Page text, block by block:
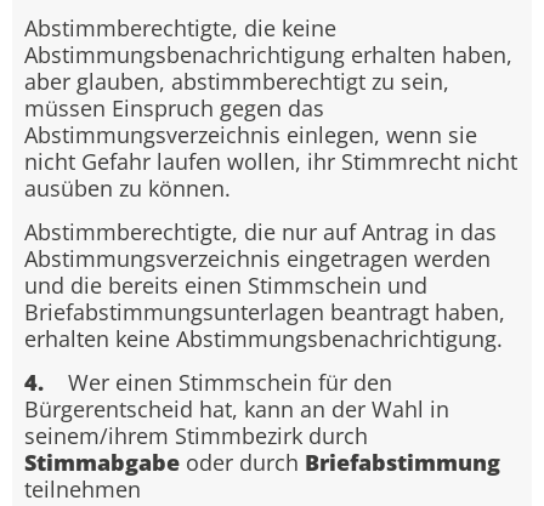
Abstimmberechtigte, die keine
Abstimmungsbenachrichtigung erhalten haben,
aber glauben, abstimmberechtigt zu sein,
müssen Einspruch gegen das
Abstimmungsverzeichnis einlegen, wenn sie
nicht Gefahr laufen wollen, ihr Stimmrecht nicht
ausüben zu können.
Abstimmberechtigte, die nur auf Antrag in das
Abstimmungsverzeichnis eingetragen werden
und die bereits einen Stimmschein und
Briefabstimmungsunterlagen beantragt haben,
erhalten keine Abstimmungsbenachrichtigung.
4. Wer einen Stimmschein für den
Bürgerentscheid hat, kann an der Wahl in
seinem/ihrem Stimmbezirk durch
Stimmabgabe oder durch Briefabstimmung
teilnehmen